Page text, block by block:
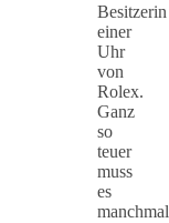
Besitzerin
einer
Uhr
von
Rolex.
Ganz
so
teuer
muss
es
manchmal